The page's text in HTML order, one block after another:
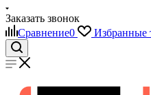
Заказать звонок
Сравнение0 Избранные